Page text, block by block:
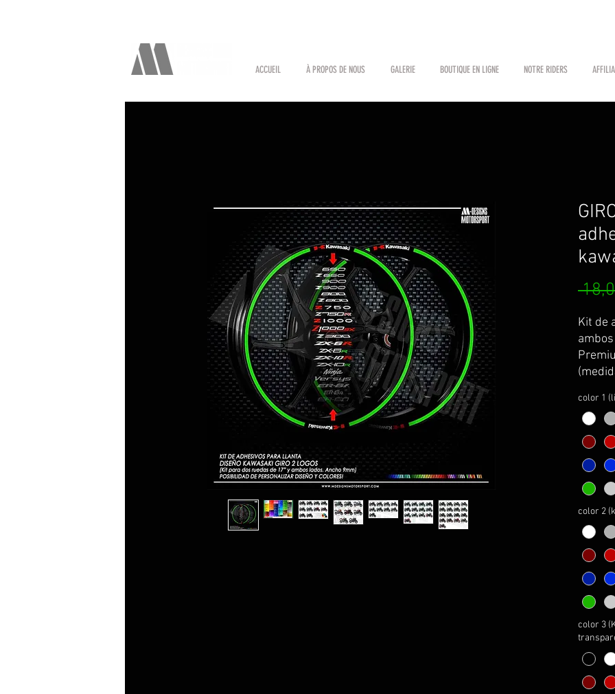
ACCUEIL À PROPOS DE NOUS GALERIE BOUTIQUE EN LIGNE NOTRE RIDERS
Kit de
Se
El kit
1-
2-
3-
4-
el logo
en
se
color 1
color 2
color 3